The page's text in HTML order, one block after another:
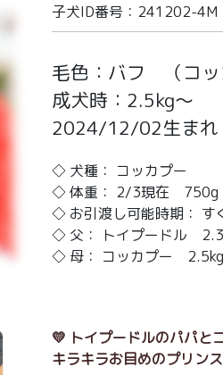
子犬ID番号：241202-4M
毛色：バフ （コッ
成犬時：2.5kg～
2024/12/02生まれ
◇ 犬種： コッカプー
◇ 体重： 2/3現在 750g
◇ お引渡し可能時期： す
◇ 父： トイプードル
◇ 母： コッカプー
💛 トイプードルのパパと
キラキラお目めのプリン